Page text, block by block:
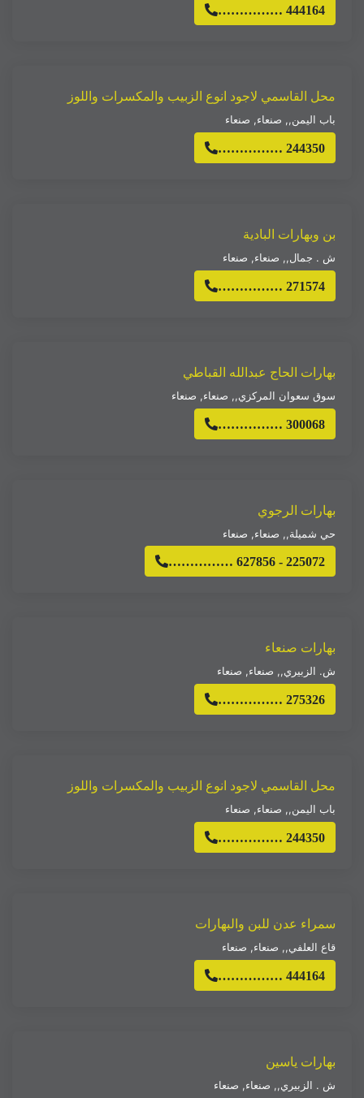
…………… 444164
محل القاسمي لاجود انوع الزبيب والمكسرات واللوز
باب اليمن,, صنعاء, صنعاء
…………… 244350
بن وبهارات البادية
ش . جمال,, صنعاء, صنعاء
…………… 271574
بهارات الحاج عبدالله القباطي
سوق سعوان المركزي,, صنعاء, صنعاء
…………… 300068
بهارات الرجوي
حي شميلة,, صنعاء, صنعاء
…………… 627856 - 225072
بهارات صنعاء
ش. الزبيري,, صنعاء, صنعاء
…………… 275326
محل القاسمي لاجود انوع الزبيب والمكسرات واللوز
باب اليمن,, صنعاء, صنعاء
…………… 244350
سمراء عدن للبن والبهارات
قاع العلفي,, صنعاء, صنعاء
…………… 444164
بهارات ياسين
ش . الزبيري,, صنعاء, صنعاء